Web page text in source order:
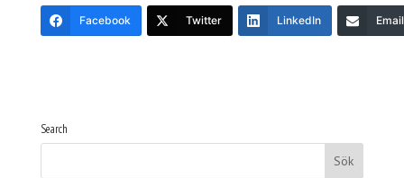
Facebook Twitter LinkedIn Email
Search